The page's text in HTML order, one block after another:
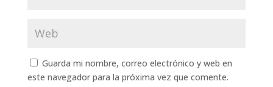
Guarda mi nombre, correo electrónico y web en
este navegador para la próxima vez que comente.